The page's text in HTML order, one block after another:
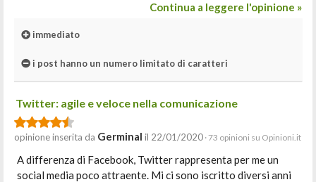
Continua a leggere l'opinione »
immediato
i post hanno un numero limitato di caratteri
Twitter: agile e veloce nella comunicazione
opinione inserita da Germinal il 22/01/2020 · 73 opinioni su Opinioni.it
A differenza di Facebook, Twitter rappresenta per me un
social media poco attraente. Mi ci sono iscritto diversi anni